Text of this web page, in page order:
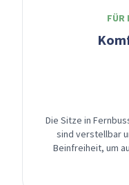
FÜR
Die Sitze in
sind verstellbar
Beinfreiheit, um